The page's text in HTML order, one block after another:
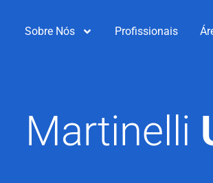
Sobre Nós Profissionais
Martinelli